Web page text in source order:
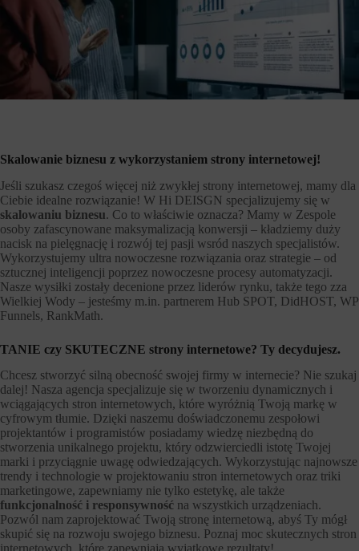
Skalowanie biznesu z wykorzystaniem strony internetowej!
Jeśli szukasz czegoś więcej niż zwykłej strony internetowej, mamy dla
Ciebie idealne rozwiązanie! W Hi DEISGN specjalizujemy się w
skalowaniu biznesu. Co to właściwie oznacza? Mamy w Zespole
osoby zafascynowane maksymalizacją konwersji – kładziemy duży
nacisk na pielęgnację i rozwój tej pasji wsród naszych specjalistów.
Wykorzystujemy ultra nowoczesne rozwiązania oraz strategie – od
sztucznej inteligencji poprzez nowoczesne procesy automatyzacji.
Nasze wysiłki zostały decenione przez liderów rynku, także tego zza
Wielkiej Wody – jesteśmy m.in. partnerem Hub SPOT, DidHOST, WP
Funnels, RankMath.
TANIE czy SKUTECZNE strony internetowe? Ty decydujesz.
Chcesz stworzyć silną obecność swojej firmy w internecie? Nie szukaj
dalej! Nasza agencja specjalizuje się w tworzeniu dynamicznych i
wciągających stron internetowych, które wyróżnią Twoją markę w
cyfrowym tłumie. Dzięki naszemu doświadczonemu zespołowi
projektantów i programistów posiadamy wiedzę niezbędną do
stworzenia unikalnego projektu, który odzwierciedli istotę Twojej
marki i przyciągnie uwagę odwiedzających. Wykorzystując najnowsze
trendy i technologie w projektowaniu stron internetowych oraz triki
marketingowe, zapewniamy nie tylko estetykę, ale także
funkcjonalność i responsywność na wszystkich urządzeniach.
Pozwól nam zaprojektować Twoją stronę internetową, abyś Ty mógł
skupić się na rozwoju swojego biznesu. Poznaj moc skutecznych stron